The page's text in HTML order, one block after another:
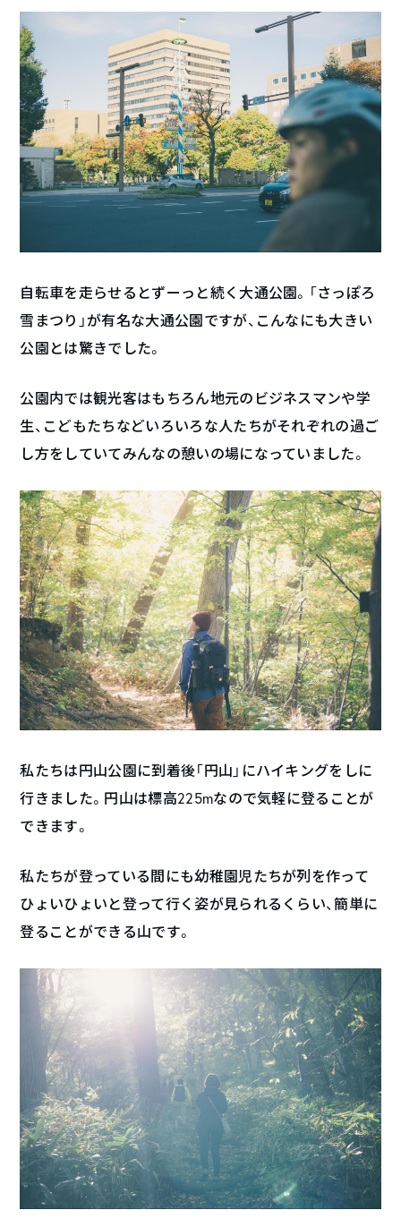
自転車を走らせるとずーっと続く大通公園。「さっぽろ
雪まつり」が有名な大通公園ですが、こんなにも大きい
公園とは驚きでした。
公園内では観光客はもちろん地元のビジネスマンや学
生、こどもたちなどいろいろな人たちがそれぞれの過ご
し方をしていてみんなの憩いの場になっていました。
私たちは円山公園に到着後「円山」にハイキングをしに
行きました。円山は標高225mなので気軽に登ることが
できます。
私たちが登っている間にも幼稚園児たちが列を作って
ひょいひょいと登って行く姿が見られるくらい、簡単に
登ることができる山です。